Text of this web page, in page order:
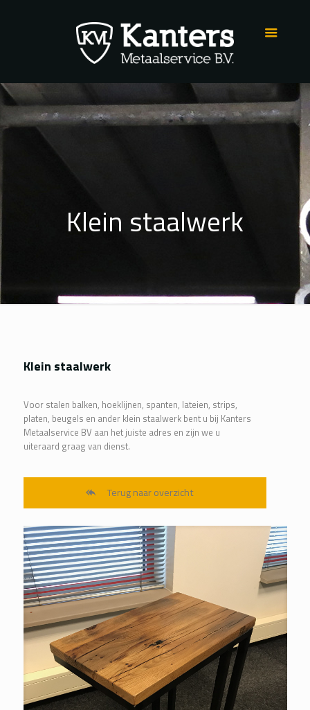
Klein staalwerk
Klein staalwerk
Voor stalen balken, hoeklijnen, spanten, lateien, strips,
platen, beugels en ander klein staalwerk bent u bij Kanters
Metaalservice BV aan het juiste adres en zijn we u
uiteraard graag van dienst.
Terug naar overzicht